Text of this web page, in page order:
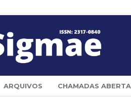
ARQUIVOS CHAMADAS